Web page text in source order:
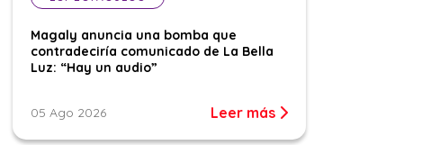
Magaly anuncia una bomba que
contradeciría comunicado de La Bella
Luz: “Hay un audio”
05 Ago 2026 Leer más